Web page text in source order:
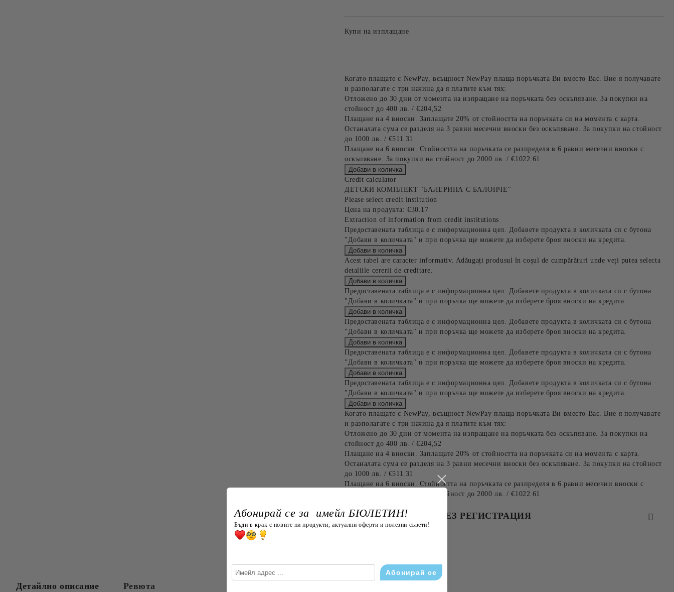
Купи на изплащане
Когато плащате с NewPay, всъщност NewPay плаща поръчката Ви вместо Вас. Вие я получавате
и разполагате с три начина да я платите към тях:
Отложено до 30 дни от момента на изпращане на поръчката без оскъпяване. За покупки на
стойност до 400 лв. / €204,52
Плащане на 4 вноски. Заплащате 20% от стойността на поръчката си на момента с карта.
Останалата сума се разделя на 3 равни месечни вноски без оскъпяване. За покупки на стойност
до 1000 лв. / €511.31
Плащане на 6 вноски. Стойността на поръчката се разпределя в 6 равни месечни вноски с
оскъпяване. За покупки на стойност до 2000 лв. / €1022.61
Credit calculator
ДЕТСКИ КОМПЛЕКТ "БАЛЕРИНА С БАЛОНЧЕ"
Please select credit institution
Цена на продукта: €30.17
Extraction of information from credit institutions
Предоставената таблица е с информационна цел. Добавете продукта в количката си с бутона
"Добави в количката" и при поръчка ще можете да изберете броя вноски на кредита.
Acest tabel are caracter informativ. Adăugați produsul în coșul de cumpărături unde veți putea selecta
detaliile cererii de creditare.
Предоставената таблица е с информационна цел. Добавете продукта в количката си с бутона
"Добави в количката" и при поръчка ще можете да изберете броя вноски на кредита.
Предоставената таблица е с информационна цел. Добавете продукта в количката си с бутона
"Добави в количката" и при поръчка ще можете да изберете броя вноски на кредита.
Предоставената таблица е с информационна цел. Добавете продукта в количката си с бутона
"Добави в количката" и при поръчка ще можете да изберете броя вноски на кредита.
Предоставената таблица е с информационна цел. Добавете продукта в количката си с бутона
"Добави в количката" и при поръчка ще можете да изберете броя вноски на кредита.
Когато плащате с NewPay, всъщност NewPay плаща поръчката Ви вместо Вас. Вие я получавате
и разполагате с три начина да я платите към тях:
Отложено до 30 дни от момента на изпращане на поръчката без оскъпяване. За покупки на
стойност до 400 лв. / €204,52
Плащане на 4 вноски. Заплащате 20% от стойността на поръчката си на момента с карта.
Останалата сума се разделя на 3 равни месечни вноски без оскъпяване. За покупки на стойност
до 1000 лв. / €511.31
Плащане на 6 вноски. Стойността на поръчката се разпределя в 6 равни месечни вноски с
оскъпяване. За покупки на стойност до 2000 лв. / €1022.61
БЪРЗА ПОРЪЧКА БЕЗ РЕГИСТРАЦИЯ
Детайлно описание Ревюта
Абонирай се за имейл БЮЛЕТИН!
Бъди в крак с новите ни продукти, актуални оферти и полезни съвети!